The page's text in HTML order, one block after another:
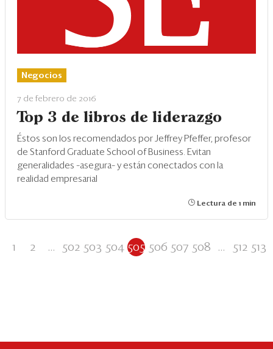
Negocios
7 de febrero de 2016
Top 3 de libros de liderazgo
Éstos son los recomendados por Jeffrey Pfeffer, profesor
de Stanford Graduate School of Business. Evitan
generalidades –asegura– y están conectados con la
realidad empresarial
Lectura de 1 min
1 2 ... 502 503 504 505 506 507 508 ... 512 513